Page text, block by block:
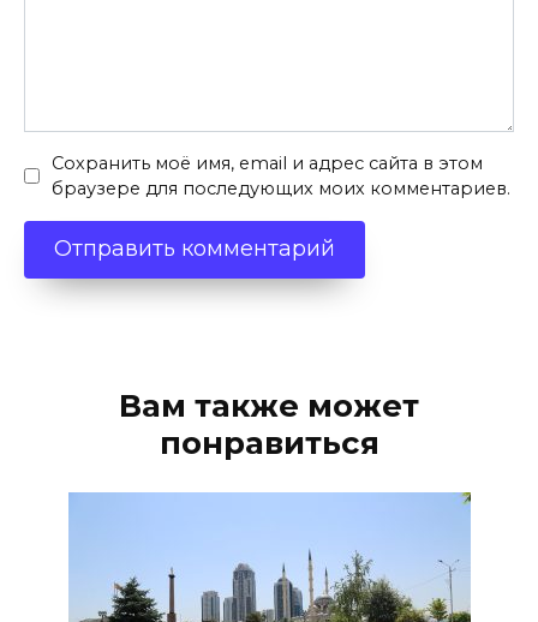
Сохранить моё имя, email и адрес сайта в этом
браузере для последующих моих комментариев.
Вам также может
понравиться